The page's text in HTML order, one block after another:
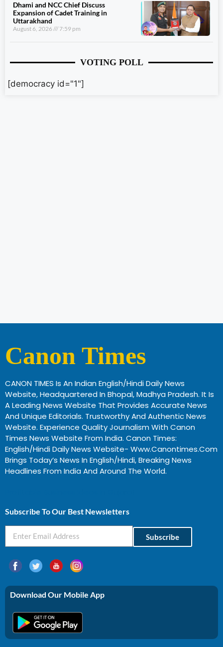
Dhami and NCC Chief Discuss
Expansion of Cadet Training in
Uttarakhand
August 6, 2026 7:59 pm
VOTING POLL
[democracy id="1"]
Canon Times
CANON TIMES Is An Indian English/Hindi Daily News
Website, Headquartered In Bhopal, Madhya Pradesh. It Is
A Leading News Website That Provides Accurate News
And Unique Editorials. Trustworthy And Authentic News
Website. Experience Quality Journalism With Canon
Times News Website From India. Canon Times:
English/Hindi Daily News Website- Www.canontimes.com
Brings Today’s News In English/Hindi, Breaking News
Headlines From India And Around The World.
Subscribe To Our Best Newsletters
Subscribe
Download Our Mobile App